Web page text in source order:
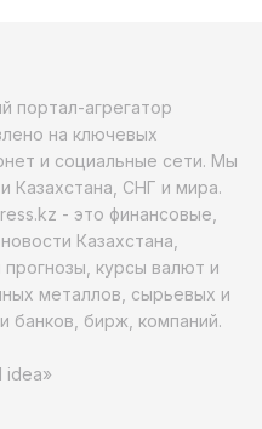
портал-агрегатор
на ключевых
и социальные сети. Мы
Казахстана, СНГ и мира.
- это финансовые,
Казахстана,
прогнозы, курсы валют и
металлов, сырьевых и
банков, бирж, компаний.
idea»